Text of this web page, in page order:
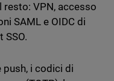
VPN, accesso
SAML e OIDC di
SSO.
i codici di